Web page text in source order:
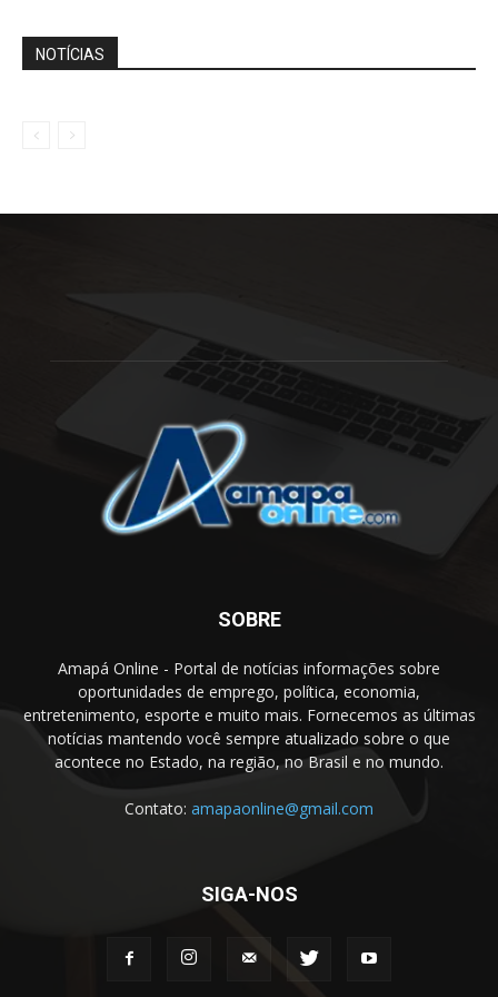
NOTÍCIAS
SOBRE
Amapá Online - Portal de notícias informações sobre
oportunidades de emprego, política, economia,
entretenimento, esporte e muito mais. Fornecemos as últimas
notícias mantendo você sempre atualizado sobre o que
acontece no Estado, na região, no Brasil e no mundo.
Contato: amapaonline@gmail.com
SIGA-NOS